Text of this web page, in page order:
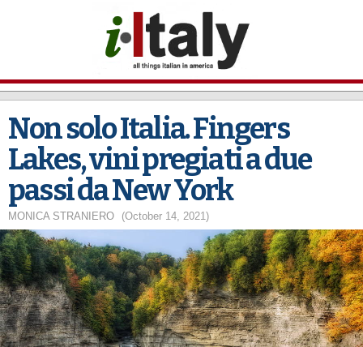
main
content
Non solo Italia. Fingers
Lakes, vini pregiati a due
passi da New York
MONICA STRANIERO (October 14, 2021)